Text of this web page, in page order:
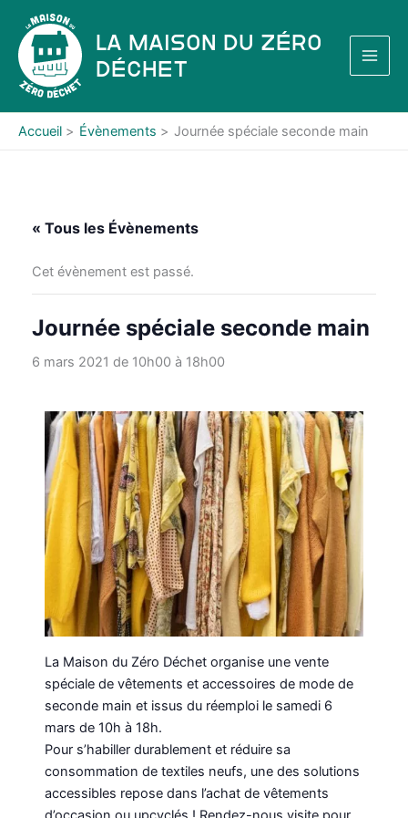
contenu
La Maison du Zéro
Déchet
Accueil Évènements Journée spéciale seconde main
« Tous les Évènements
Cet évènement est passé.
Journée spéciale seconde main
6 mars 2021 de 10h00à 18h00
La Maison du Zéro Déchet organise une vente
spéciale de vêtements et accessoires de mode de
seconde main et issus du réemploi le samedi 6
mars de 10h à 18h.
Pour s’habiller durablement et réduire sa
consommation de textiles neufs, une des solutions
accessibles repose dans l’achat de vêtements